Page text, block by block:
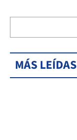
MÁS LEÍDAS